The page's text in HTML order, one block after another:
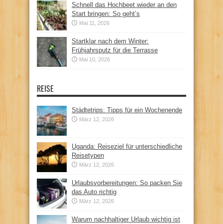
Schnell das Hochbeet wieder an den
Start bringen: So geht’s
Mai 11, 2026
Startklar nach dem Winter:
Frühjahrsputz für die Terrasse
Mai 10, 2026
REISE
Städtetrips: Tipps für ein Wochenende
März 12, 2026
Uganda: Reiseziel für unterschiedliche
Reisetypen
März 12, 2026
Urlaubsvorbereitungen: So packen Sie
das Auto richtig
März 12, 2026
Warum nachhaltiger Urlaub wichtig ist